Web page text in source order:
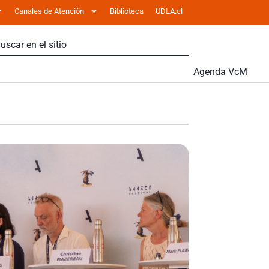
Canales de Atención Biblioteca UDLA.cl
Agenda VcM